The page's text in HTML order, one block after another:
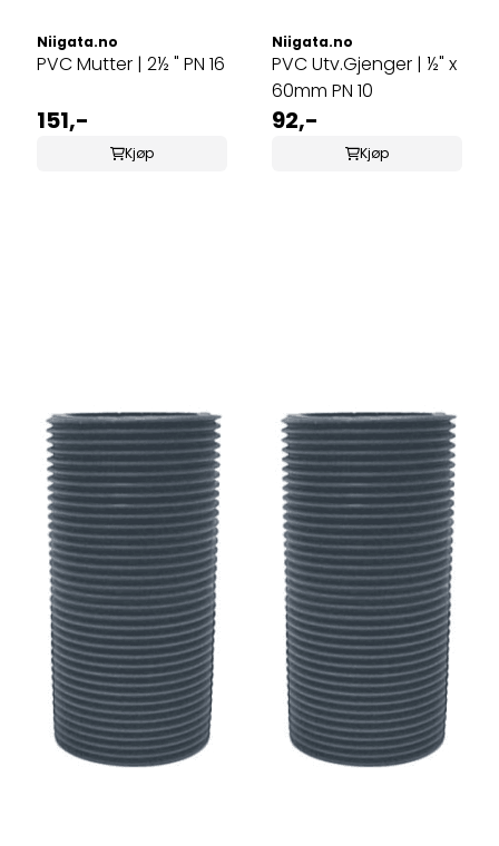
Niigata.no
PVC Mutter | 2½ " PN 16
151,-
Kjøp
Niigata.no
PVC Utv.Gjenger | ½" x
60mm PN 10
92,-
Kjøp